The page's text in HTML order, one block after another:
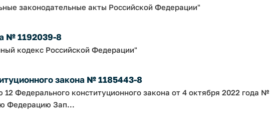
законодательные акты Российской Федерации"
№ 1192039-8
кодекс Российской Федерации"
закона № 1185443-8
Федерального конституционного закона от 4 октября 2022 года №
Федерацию Зап...